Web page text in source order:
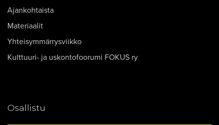
Ajankohtaista
Materiaalit
Yhteisymmärrysviikko
Kulttuuri- ja uskontofoorumi FOKUS ry
Osallistu